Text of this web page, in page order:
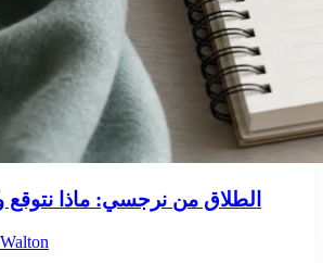
الطلاق من نرجسي: ماذا